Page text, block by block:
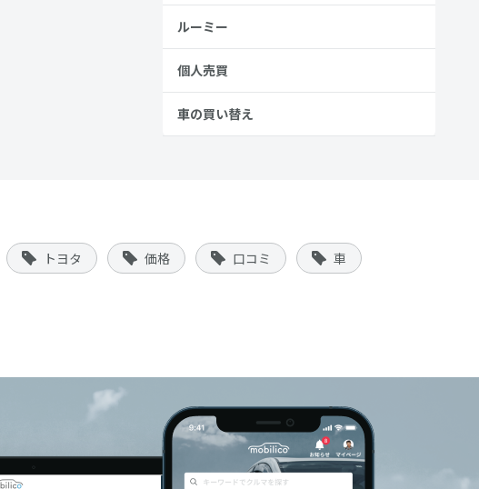
ルーミー
個人売買
車の買い替え
トヨタ 価格 口コミ 車